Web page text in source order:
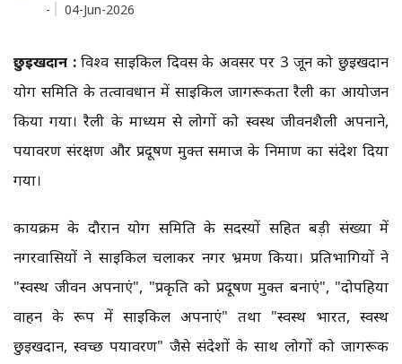
-
04-Jun-2026
छुईखदान :विश्व साइकिल दिवस के अवसर पर 3 जून को छुईखदान
योग समिति के तत्वावधान में साइकिल जागरूकता रैली का आयोजन
किया गया। रैली के माध्यम से लोगों को स्वस्थ जीवनशैली अपनाने,
पर्यावरण संरक्षण और प्रदूषण मुक्त समाज के निर्माण का संदेश दिया
गया।
कार्यक्रम के दौरान योग समिति के सदस्यों सहित बड़ी संख्या में
नगरवासियों ने साइकिल चलाकर नगर भ्रमण किया। प्रतिभागियों ने
"स्वस्थ जीवन अपनाएं", "प्रकृति को प्रदूषण मुक्त बनाएं", "दोपहिया
वाहन के रूप में साइकिल अपनाएं" तथा "स्वस्थ भारत, स्वस्थ
छुईखदान, स्वच्छ पर्यावरण" जैसे संदेशों के साथ लोगों को जागरूक